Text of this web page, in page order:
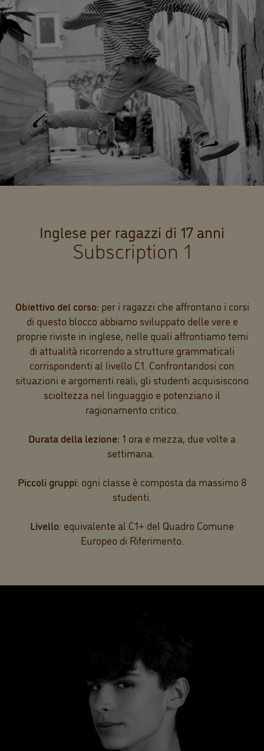
Inglese per ragazzi di 17 anni
Subscription 1
Obiettivo del corso: per i ragazzi che affrontano i corsi
di questo blocco abbiamo sviluppato delle vere e
proprie riviste in inglese, nelle quali affrontiamo temi
di attualità ricorrendo a strutture grammaticali
corrispondenti al livello C1. Confrontandosi con
situazioni e argomenti reali, gli studenti acquisiscono
scioltezza nel linguaggio e potenziano il
ragionamento critico.
Durata della lezione: 1 ora e mezza, due volte a
settimana.
Piccoli gruppi: ogni classe è composta da massimo 8
studenti.
Livello: equivalente al C1+ del Quadro Comune
Europeo di Riferimento.